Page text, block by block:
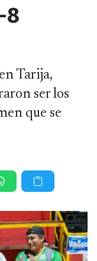
8
Tarija,
ser los
que se